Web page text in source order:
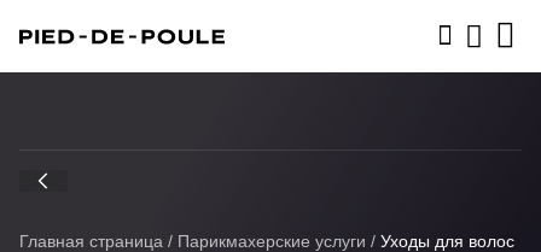
Главная страница / Парикмахерские услуги / Уходы для волос